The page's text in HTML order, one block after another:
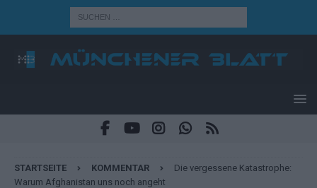
STARTSEITE KOMMENTAR
Die vergessene Katastrophe:
Warum Afghanistan uns noch angeht